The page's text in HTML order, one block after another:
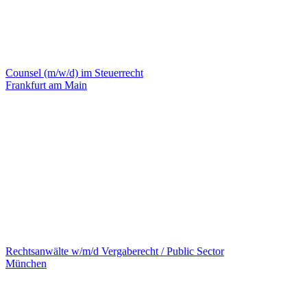
Counsel (m/w/d) im Steuerrecht
Frankfurt am Main
Rechtsanwälte w/m/d Vergaberecht / Public Sector
München